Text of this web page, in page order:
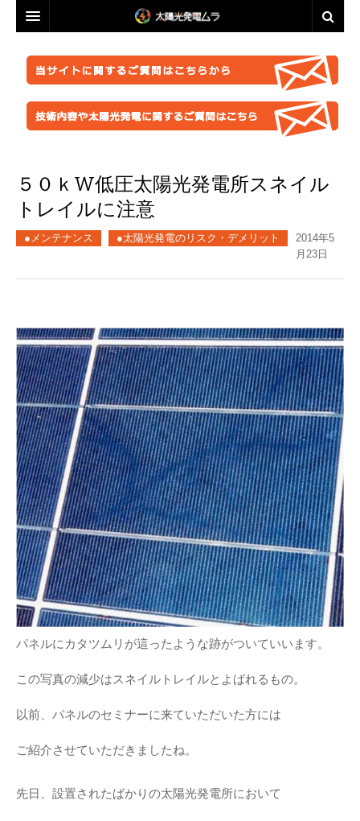
事業計画を立ててみましょう！
●グリーン投資減税
●再エネ法について
●太陽光発電のリスク・デメリット
▲ご注意ください！詐欺事例紹介
●これからの太陽光発電
●運用ノウハウ
●パネル
●パワコン
●雑草対策
●保険
●架台
●フェンス
●メンテナンス
●土地探し
太陽光発電ムラオフライン活動「しげる会」
●体験会
ソーラーシェアリングとは
脱原発・太陽光推進に興味のある方へ
●お金が無くても太陽光推進！
業者選定に困ったら
パネル
架台販売
フェンス
防草シート
分譲紹介・販売
機器レンタル
ABOUT US
お問い合わせ総合窓口
特定商取引法に基づく表記
プライバシーポリシー
FACEBOOKグループ
はじめての方へ
このサイトの使い方
太陽光発電ムラの目指すこと
太陽光発電ムラ・ポータルへ
５０ｋW低圧太陽光発電所スネイル
トレイルに注意
●メンテナンス ●太陽光発電のリスク・デメリット
2014年5
月23日
パネルにカタツムリが這ったような跡がついていいます。
この写真の減少はスネイルトレイルとよばれるもの。
以前、パネルのセミナーに来ていただいた方には
ご紹介させていただきましたね。
先日、設置されたばかりの太陽光発電所において